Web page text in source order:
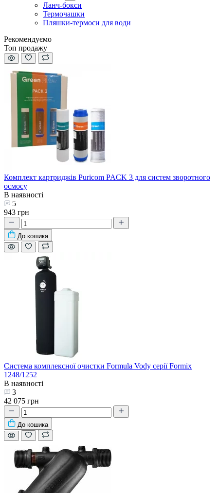
Ланч-бокси
Термочашки
Пляшки-термоси для води
Рекомендуємо
Топ продажу
Комплект картриджів Puricom PACK 3 для систем зворотного
осмосу
В наявності
5
943 грн
До кошика
Система комплексної очистки Formula Vody серії Formix
1248/1252
В наявності
3
42 075 грн
До кошика